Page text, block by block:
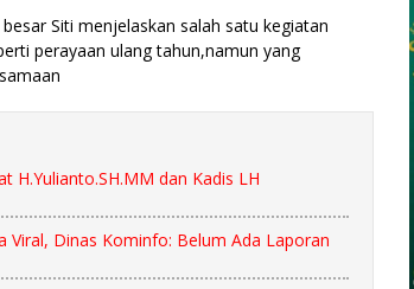
Siti menjelaskan salah satu kegiatan
perayaan ulang tahun,namun yang
H.Yulianto.SH.MM dan Kadis LH
Dinas Kominfo: Belum Ada Laporan